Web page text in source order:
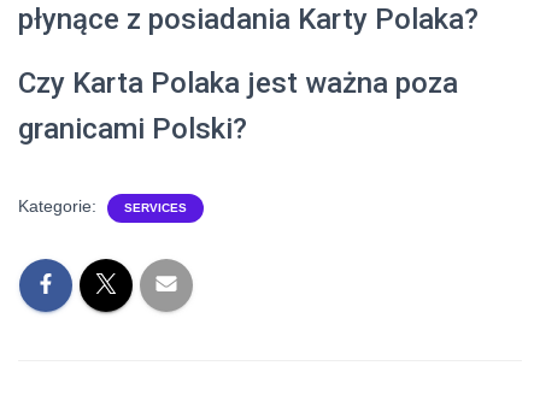
płynące z posiadania Karty Polaka?
Czy Karta Polaka jest ważna poza
granicami Polski?
Kategorie: SERVICES